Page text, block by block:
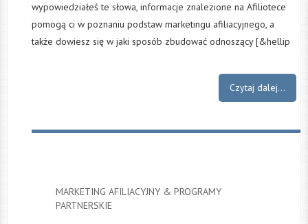
wypowiedziałeś te słowa, informacje znalezione na Afiliotece
pomogą ci w poznaniu podstaw marketingu afiliacyjnego, a
także dowiesz się w jaki sposób zbudować odnoszący [&hellip
Czytaj dalej...
MARKETING AFILIACYJNY & PROGRAMY
PARTNERSKIE